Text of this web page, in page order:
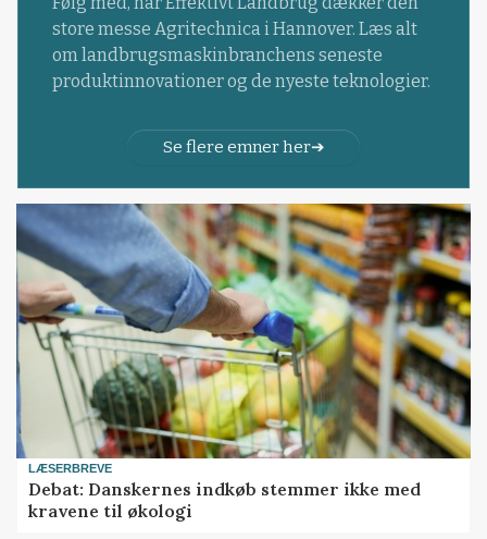
store messe Agritechnica i Hannover. Læs alt
om landbrugsmaskinbranchens seneste
produktinnovationer og de nyeste teknologier.
Se flere emner her
LÆSERBREVE
Debat: Danskernes indkøb stemmer ikke med
kravene til økologi